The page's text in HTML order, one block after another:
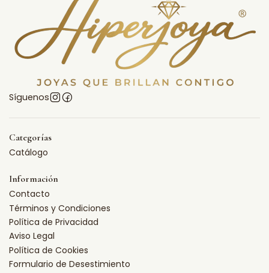
Síguenos
Categorías
Catálogo
Información
Contacto
Términos y Condiciones
Política de Privacidad
Aviso Legal
Política de Cookies
Formulario de Desestimiento